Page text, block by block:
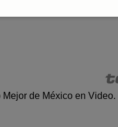
Mejor de México en